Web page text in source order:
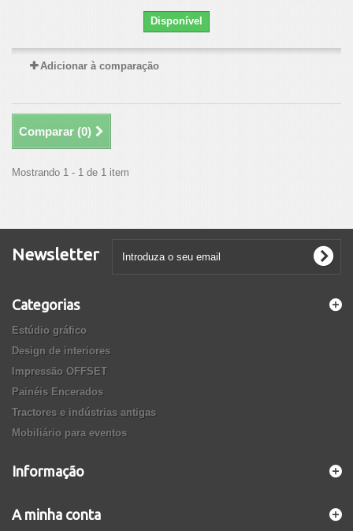
Disponível
Adicionar à comparação
Comparar (0)
Mostrando 1 - 1 de 1 item
Newsletter
Categorias
Estúdio gráfico
Design de interiores
Impressão OFFSET
Painéis Encerados
Tractores e indústrias antigas
Mobiliário para eventos
Informação
A minha conta